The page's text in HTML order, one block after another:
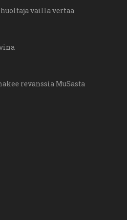
vailla vertaa
revanssia MuSasta